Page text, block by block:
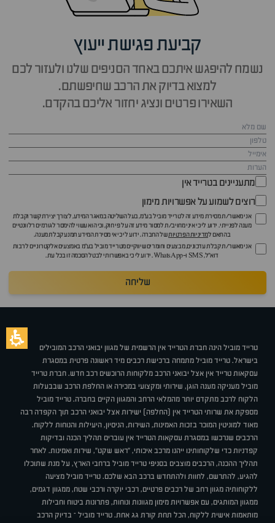
קביעת פגישת ייעוץ
נשמח להיפגש איתכם באחד הסניפים שלנו ולעזור לכם
למצוא בדיוק את הרכב שחיפשתם.
השאירו פרטים ונציג יחזור אליכם בהקדם.
מתעניינים בטרייד אין
רוצים לשמוע על אפשרויות מימון
אני מאשר/ת מסירת מידע זה לטרייד מוביל בע"מ, בעל השליטה במאגר המידע, לצורך יצירת קשר וקבלת
מענה לפנייתי. ידוע לי כי איני מחויב/ת למסור מידע זה על פי חוק, וכי הוא עשוי להימסר לגורמים רלוונטיים
בהתאם למדיניות הפרטיותשל החברה. ידוע לי כי אי מסירת המידע תמנע קבלת מענה.
אני מאשר/ת קבלת עדכונים, מבצעים וחומרים שיווקיים מטרייד מוביל בע"מ באמצעים אלקטרוניים לרבות
דוא״ל, SMS ו-WhatsApp. ידוע לי כי באפשרותי לבטל הסכמה זו בכל עת.
שליחה
טרייד מוביל הינה חברת הטרייד אין הרשמית של מגוון יבואני הרכב המובילים
בישראל. טרייד מוביל מתמחה ברכישת רכבים מיד ראשונה פרטית במסגרת
עסקאות טרייד אין אצל יבואני הרכב מלקוחות הרוכשים רכב חדש. חברת טרייד
מוביל מעניקה מענה הוגן, שירותי ומקצועי במכירה או החלפת הרכב שבבעלות
הלקוח לרכב מתקדם יותר מהמלאי הרחב והמגוון הקיים בחברה. טרייד מוביל
מספקת את שרותי הטרייד אין (החלפה) ישירות אצל יבואני הרכב תוך הקפדה רבה
מאוד למוניטין המוכר בזכות האמינות, השירות, הניסיון, היעילות והנוחות ללקוח.
הרכבים שנרכשו במסגרת עסקאות הטרייד אין עוברים תהליך הכנה ובדיקות
קפדניות כדי שלקוחותינו ייהנו מרכב איכותי, "ראש שקט", שירות ואמינות. לאחר
תהליך ההכנה, הרכבים מוצבים בסניפי טרייד מוביל ברחבי הארץ, על מנת שתוכלו
להגיע, להתרשם, לחוות ולהתחדש ברכב הבא שלכם. טרייד מוביל מציעה
ללקוחותיה מגוון רחב של רכבים פרטיים, רכבי יוקרה ורכבי שטח, ממגוון דגמים,
ממגוון המותגים, עם אפשרויות מימון מגוונות ונוחות, פתרונות ביטוח וחבילות
מותאמות אישית ללקוח, הכל תחת קורת גג אחת. טרייד מוביל – בדיוק הרכב